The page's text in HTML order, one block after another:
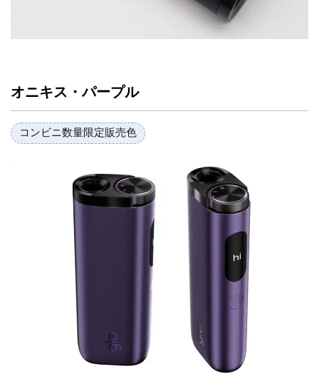
オニキス・パープル
コンビニ数量限定販売色